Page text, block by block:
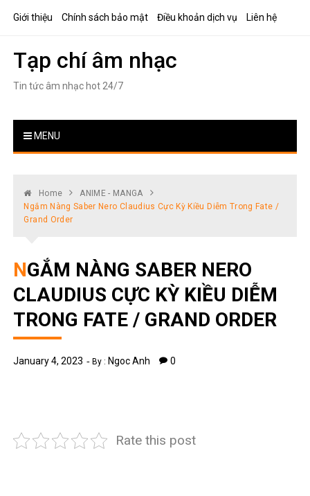
Giới thiệu Chính sách bảo mật Điều khoản dịch vụ Liên hệ
Tạp chí âm nhạc
Tin tức âm nhạc hot 24/7
MENU
Home
ANIME - MANGA
Ngắm Nàng Saber Nero Claudius Cực Kỳ Kiều Diễm Trong Fate /
Grand Order
NGẮM NÀNG SABER NERO
CLAUDIUS CỰC KỲ KIỀU DIỄM
TRONG FATE / GRAND ORDER
January 4, 2023 By : Ngoc Anh 0
Rate this post